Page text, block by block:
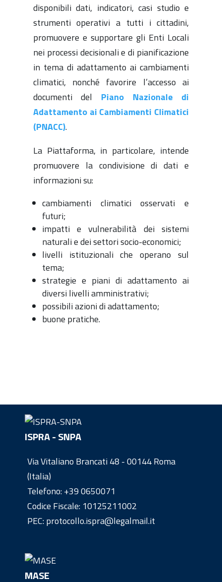
disponibili dati, indicatori, casi studio e
strumenti operativi a tutti i cittadini,
promuovere e supportare gli Enti Locali
nei processi decisionali e di pianificazione
in tema di adattamento ai cambiamenti
climatici, nonché favorire l’accesso ai
documenti del Piano Nazionale di
Adattamento ai Cambiamenti Climatici
(PNACC).
La Piattaforma, in particolare, intende
promuovere la condivisione di dati e
informazioni su:
cambiamenti climatici osservati e
futuri;
impatti e vulnerabilità dei sistemi
naturali e dei settori socio-economici;
livelli istituzionali che operano sul
tema;
strategie e piani di adattamento ai
diversi livelli amministrativi;
possibili azioni di adattamento;
buone pratiche.
ISPRA - SNPA
Via Vitaliano Brancati 48 - 00144 Roma
(Italia)
Telefono:+39 0650071
Codice Fiscale: 10125211002
PEC: protocollo.ispra@legalmail.it
MASE